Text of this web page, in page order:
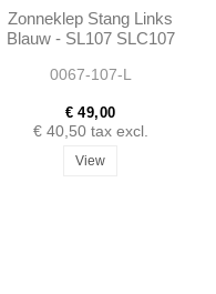
Zonneklep Stang Links
Blauw - SL107 SLC107
0067-107-L
€ 49,00
€ 40,50 tax excl.
View